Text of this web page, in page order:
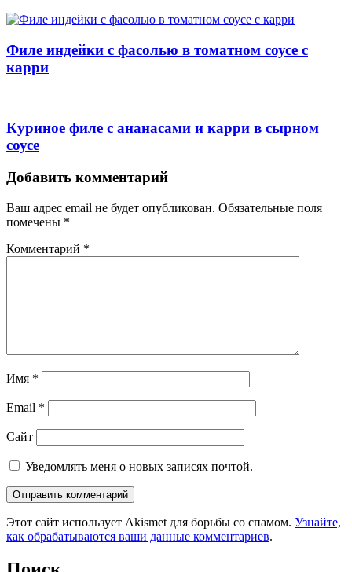
Филе индейки с фасолью в томатном соусе с
карри
Куриное филе с ананасами и карри в сырном
соусе
Навигация
Добавить комментарий
Ваш адрес email не будет опубликован. Обязательные поля
помечены *
Комментарий *
Имя *
Email *
Сайт
Уведомлять меня о новых записях почтой.
Этот сайт использует Akismet для борьбы со спамом. Узнайте,
как обрабатываются ваши данные комментариев.